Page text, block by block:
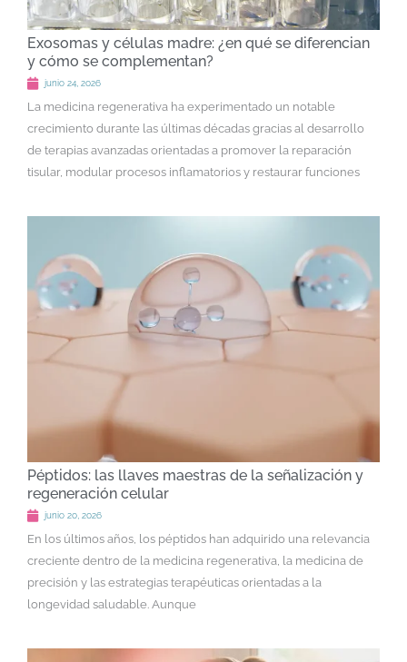
Exosomas y células madre: ¿en qué se diferencian
y cómo se complementan?
junio 24, 2026
La medicina regenerativa ha experimentado un notable
crecimiento durante las últimas décadas gracias al desarrollo
de terapias avanzadas orientadas a promover la reparación
tisular, modular procesos inflamatorios y restaurar funciones
Péptidos: las llaves maestras de la señalización y
regeneración celular
junio 20, 2026
En los últimos años, los péptidos han adquirido una relevancia
creciente dentro de la medicina regenerativa, la medicina de
precisión y las estrategias terapéuticas orientadas a la
longevidad saludable. Aunque